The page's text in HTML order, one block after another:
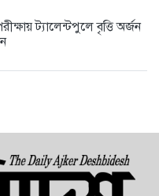
ট্যালেন্টপুলে বৃত্তি অর্জন